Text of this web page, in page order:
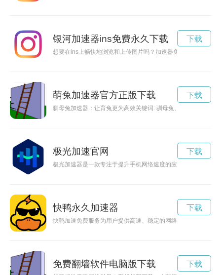
银河加速器ins免费永久下载
想要在ins上畅快地浏览和上传图片吗？加速器免费版ins助你轻
下载
萌兔加速器官方正版下载
驯母兔加速器：让育兔更为高效关键词: 驯母兔、加速器、育兔
下载
极光加速官网
极光加速器是一款专注于提升手机网络速度的应用，最新版的
下载
快鸭永久加速器
快鸭加速免费服务为用户提供高速、稳定的网络加速体验，让您
下载
免费翻墙软件电脑版下载 下载